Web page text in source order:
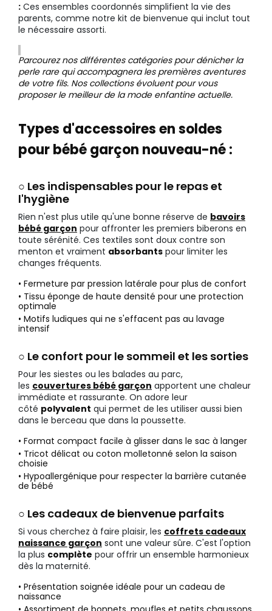
: Ces ensembles coordonnés simplifient la vie des
parents, comme notre kit de bienvenue qui inclut tout
le nécessaire assorti.
Parcourez nos différentes catégories pour dénicher la
perle rare qui accompagnera les premières aventures
de votre fils. Nos collections évoluent pour vous
proposer le meilleur de la mode enfantine actuelle.
Types d'accessoires en soldes
pour bébé garçon nouveau-né :
○ Les indispensables pour le repas et
l'hygiène
Rien n'est plus utile qu'une bonne réserve de bavoirs
bébé garçon pour affronter les premiers biberons en
toute sérénité. Ces textiles sont doux contre son
menton et vraiment absorbants pour limiter les
changes fréquents.
• Fermeture par pression latérale pour plus de confort
• Tissu éponge de haute densité pour une protection
optimale
• Motifs ludiques qui ne s'effacent pas au lavage
intensif
○ Le confort pour le sommeil et les sorties
Pour les siestes ou les balades au parc,
les couvertures bébé garçon apportent une chaleur
immédiate et rassurante. On adore leur
côté polyvalent qui permet de les utiliser aussi bien
dans le berceau que dans la poussette.
• Format compact facile à glisser dans le sac à langer
• Tricot délicat ou coton molletonné selon la saison
choisie
• Hypoallergénique pour respecter la barrière cutanée
de bébé
○ Les cadeaux de bienvenue parfaits
Si vous cherchez à faire plaisir, les coffrets cadeaux
naissance garçon sont une valeur sûre. C'est l'option
la plus complète pour offrir un ensemble harmonieux
dès la maternité.
• Présentation soignée idéale pour un cadeau de
naissance